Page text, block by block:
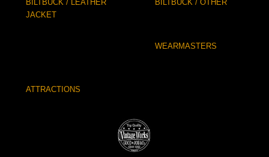
BILTBUCK / LEATHER
JACKET
BILTBUCK / OTHER
WEARMASTERS
ATTRACTIONS